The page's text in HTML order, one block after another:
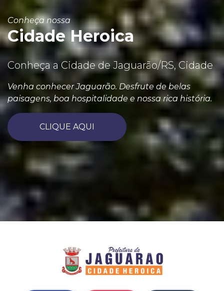
Conheça nossa
Cidade Heroica
Conheça a Cidade de Jaguarão/RS, Cidade
Venha conhecer Jaguarão. Desfrute de belas
paisagens, boa hospitalidade e nossa rica história.
CLIQUE AQUI